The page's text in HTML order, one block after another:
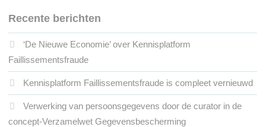
Recente berichten
‘De Nieuwe Economie’ over Kennisplatform
Faillissementsfraude
Kennisplatform Faillissementsfraude is compleet vernieuwd
Verwerking van persoonsgegevens door de curator in de
concept-Verzamelwet Gegevensbescherming